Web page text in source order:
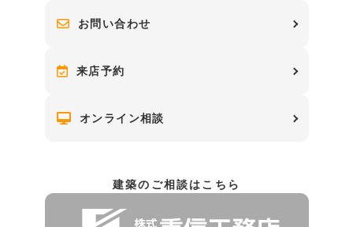
お問い合わせ
来店予約
オンライン相談
建築のご相談はこちら